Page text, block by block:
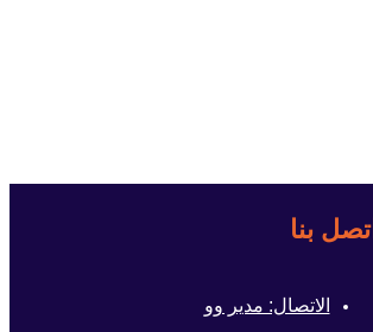
اتصل بنا
الاتصال: مدير وو